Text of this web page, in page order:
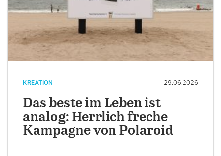
KREATION 29.06.2026
Das beste im Leben ist
analog: Herrlich freche
Kampagne von Polaroid